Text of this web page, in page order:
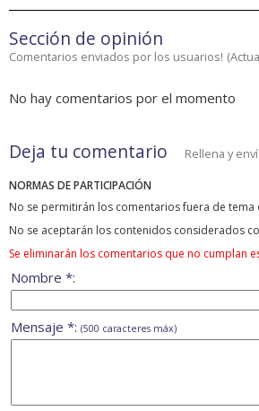
Sección de opinión
Comentarios enviados por los usuarios! (
No hay comentarios por el momento
Deja tu comentario Rellena y
NORMAS DE PARTICIPACIÓN
No se permitirán los comentarios fuera de tema
No se aceptarán los contenidos considerados
Se eliminarán los comentarios que no cumplan
Nombre *:
Mensaje *: (500 caracteres máx)